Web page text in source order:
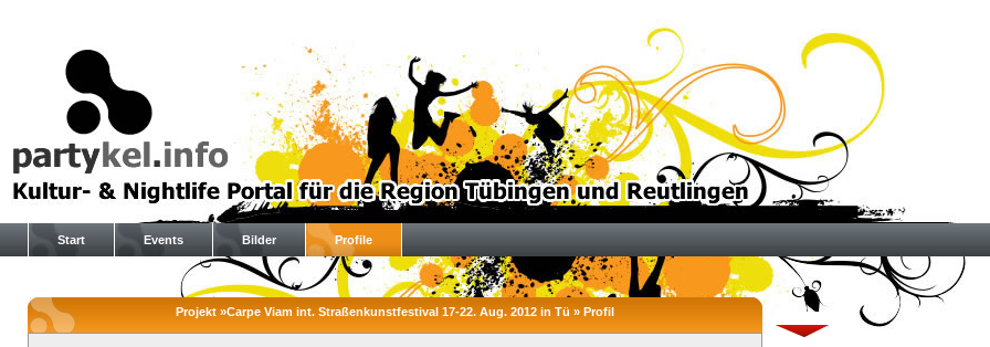
Start Events Bilder Profile
Projekt »Carpe Viam int. Straßenkunstfestival 17-22. Aug. 2012 in Tü » Profil